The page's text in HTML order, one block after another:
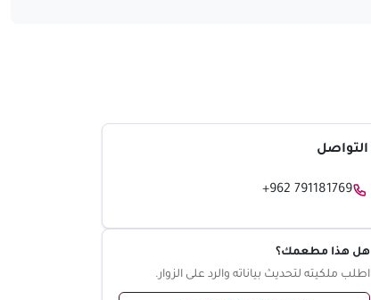
التواصل
+962 791181769
هل هذا مطعمك؟
اطلب ملكيته لتحديث بياناته والرد على الزوار.